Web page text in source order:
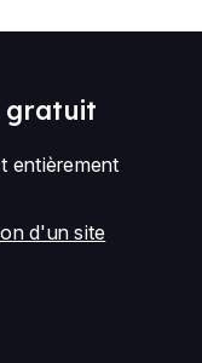
gratuit
entièrement
d'un site